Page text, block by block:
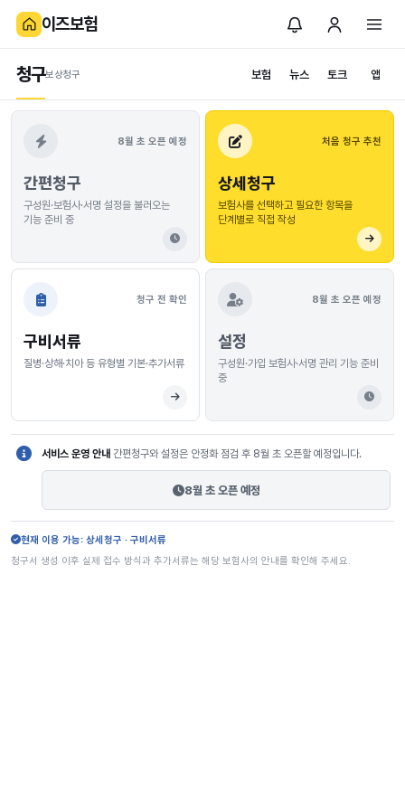
이즈보험
보험
청구보상청구 뉴스 토크 앱
보험금청구
8월 초 오픈 예정
간편청구
구성원·보험사·서명 설정을 불러오는
기능 준비 중
처음 청구 추천
상세청구
보험사를 선택하고 필요한 항목을
단계별로 직접 작성
청구 전 확인
구비서류
질병·상해·치아 등 유형별 기본·추가서류
8월 초 오픈 예정
설정
구성원·가입 보험사·서명 관리 기능 준비
중
서비스 운영 안내 간편청구와 설정은 안정화 점검 후 8월 초 오픈할 예정입니다.
8월 초 오픈 예정
현재 이용 가능: 상세청구 · 구비서류
청구서 생성 이후 실제 접수 방식과 추가서류는 해당 보험사의 안내를 확인해 주세요.